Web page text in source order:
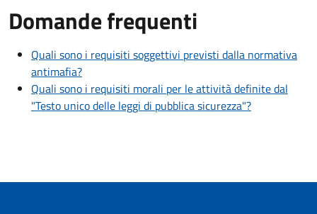
Domande frequenti
Quali sono i requisiti soggettivi previsti dalla normativa
antimafia?
Quali sono i requisiti morali per le attività definite dal
"Testo unico delle leggi di pubblica sicurezza"?